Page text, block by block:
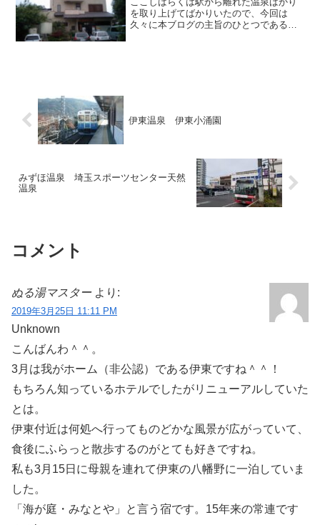
を取り上げてばかりいたので、今回は
久々に本ブログの主旨のひとつである駅
伊東温泉 伊東小涌園
みずほ温泉 埼玉スポーツセンター天然
温泉
コメント
ぬる湯マスター より:
2019年3月25日 11:11 PM
Unknown
こんばんわ＾＾。
3月は我がホーム（非公認）である伊東ですね＾＾！
もちろん知っているホテルでしたがリニューアルしていた
とは。
伊東付近は何処へ行ってものどかな風景が広がっていて、
食後にふらっと散歩するのがとても好きですね。
私も3月15日に母親を連れて伊東の八幡野に一泊していま
した。
「海が庭・みなとや」と言う宿です。15年来の常連です